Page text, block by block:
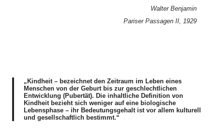
Walter Benjamin
Pariser Passagen II, 1929
„Kindheit – bezeichnet den Zeitraum im Leben eines
Menschen von der Geburt bis zur geschlechtlichen
Entwicklung (Pubertät). Die inhaltliche Definition von
Kindheit bezieht sich weniger auf eine biologische
Lebensphase – ihr Bedeutungsgehalt ist vor allem kulturell
und gesellschaftlich bestimmt.“